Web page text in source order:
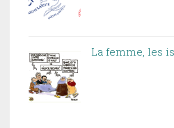
La femme, les